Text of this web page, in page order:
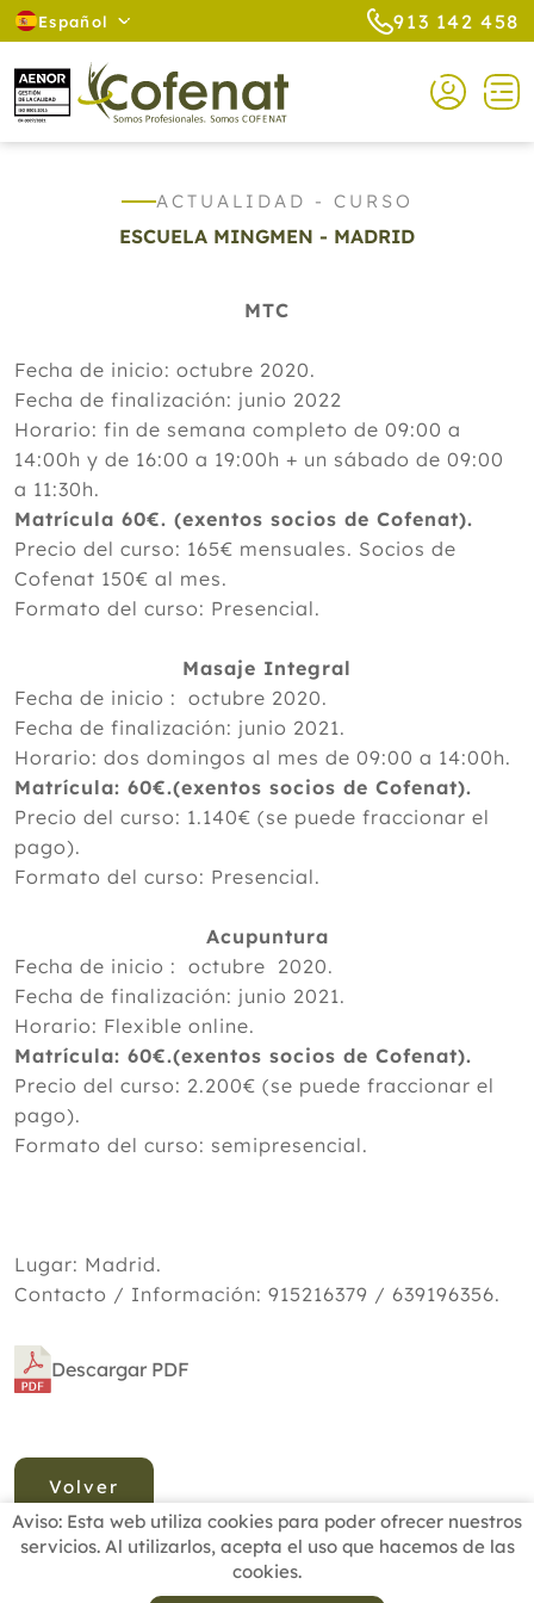
Español 913 142 458
ACTUALIDAD - CURSO
ESCUELA MINGMEN - MADRID
MTC
Fecha de inicio: octubre 2020.
Fecha de finalización: junio 2022
Horario: fin de semana completo de 09:00 a
14:00h y de 16:00 a 19:00h + un sábado de 09:00
a 11:30h.
Matrícula 60€. (exentos socios de Cofenat).
Precio del curso: 165€ mensuales. Socios de
Cofenat 150€ al mes.
Formato del curso: Presencial.
Masaje Integral
Fecha de inicio : octubre 2020.
Fecha de finalización: junio 2021.
Horario: dos domingos al mes de 09:00 a 14:00h.
Matrícula: 60€.(exentos socios de Cofenat).
Precio del curso: 1.140€ (se puede fraccionar el
pago).
Formato del curso: Presencial.
Acupuntura
Fecha de inicio : octubre 2020.
Fecha de finalización: junio 2021.
Horario: Flexible online.
Matrícula: 60€.(exentos socios de Cofenat).
Precio del curso: 2.200€ (se puede fraccionar el
pago).
Formato del curso: semipresencial.
Lugar: Madrid.
Contacto / Información: 915216379 / 639196356.
Descargar PDF
Volver
Aviso: Esta web utiliza cookies para poder ofrecer nuestros
servicios. Al utilizarlos, acepta el uso que hacemos de las
cookies.
BUSCADOR PROFESIONALES